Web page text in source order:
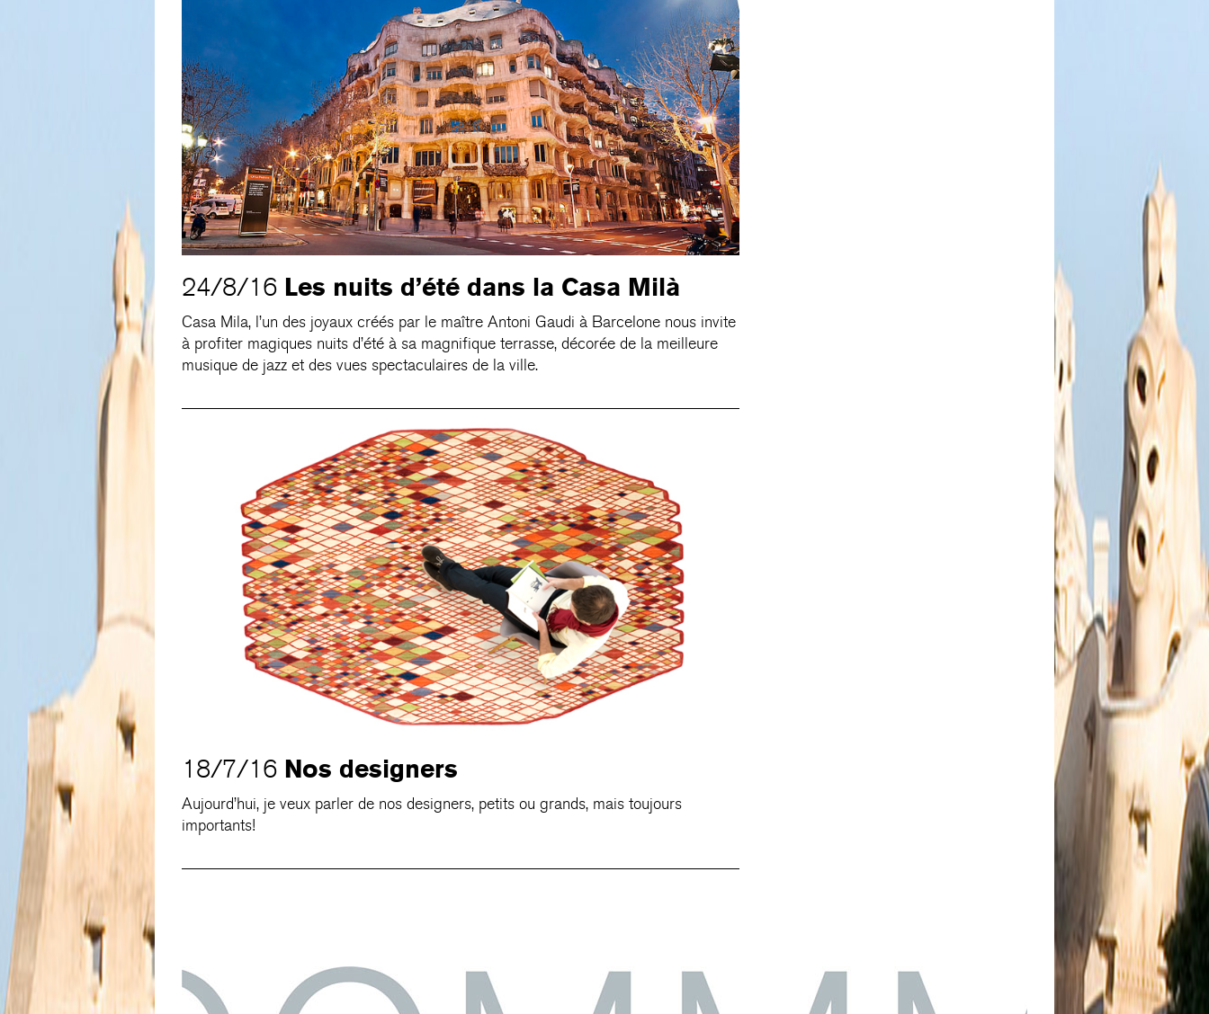
24/8/16 Les nuits d’été dans la Casa Milà
Casa Mila, l’un des joyaux créés par le maître Antoni Gaudi à Barcelone nous invite
à profiter magiques nuits d’été à sa magnifique terrasse, décorée de la meilleure
musique de jazz et des vues spectaculaires de la ville.
18/7/16 Nos designers
Aujourd’hui, je veux parler de nos designers, petits ou grands, mais toujours
importants!